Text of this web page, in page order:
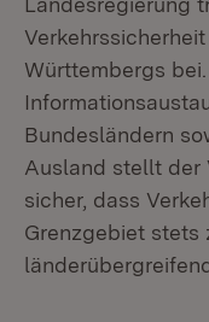
Württembergs
Bundesländern
Ausland stellt der
sicher, dass
Grenzgebiet stets